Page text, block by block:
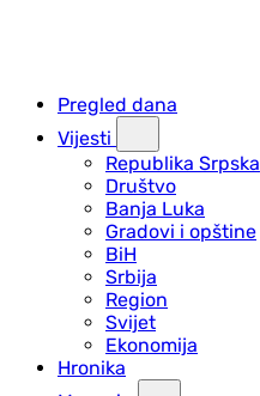
Pregled dana
Vijesti
Republika Srpska
Društvo
Banja Luka
Gradovi i opštine
BiH
Srbija
Region
Svijet
Ekonomija
Hronika